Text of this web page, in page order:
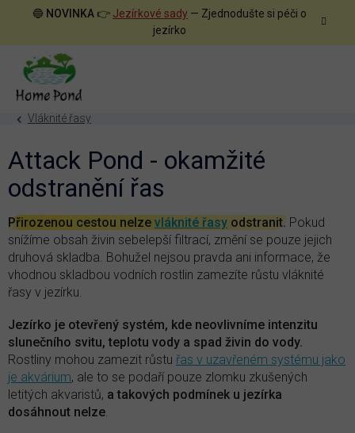
🔵 NOVINKA 👉 Jezírkové sady — Zjednodušte si péči o
jezírko
Vláknité řasy
Attack Pond - okamžité
odstranění řas
Přirozenou cestou nelze vláknité řasy odstranit. Pokud
snížíme obsah živin sebelepší filtrací, změní se pouze jejich
druhová skladba. Bohužel nejsou pravda ani informace, že
vhodnou skladbou vodních rostlin zamezíte růstu vláknité
řasy v jezírku.
Jezírko je otevřený systém, kde neovlivníme intenzitu
slunečního svitu, teplotu vody a spad živin do vody.
Rostliny mohou zamezit růstu řas v uzavřeném systému jako
je akvárium, ale to se podaří pouze zlomku zkušených
letitých akvaristů, a takových podmínek u jezírka
dosáhnout nelze